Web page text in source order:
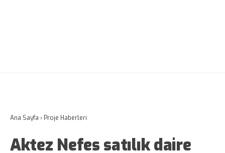
Ana Sayfa › Proje Haberleri
Aktez Nefes satılık daire